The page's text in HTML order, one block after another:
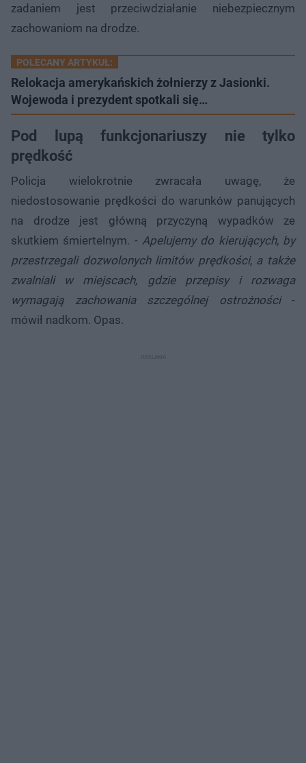
zadaniem jest przeciwdziałanie niebezpiecznym
zachowaniom na drodze.
POLECANY ARTYKUŁ:
Relokacja amerykańskich żołnierzy z Jasionki.
Wojewoda i prezydent spotkali się…
Pod lupą funkcjonariuszy nie tylko
prędkość
Policja wielokrotnie zwracała uwagę, że
niedostosowanie prędkości do warunków panujących
na drodze jest główną przyczyną wypadków ze
skutkiem śmiertelnym. - Apelujemy do kierujących, by
przestrzegali dozwolonych limitów prędkości, a także
zwalniali w miejscach, gdzie przepisy i rozwaga
wymagają zachowania szczególnej ostrożności-
mówił nadkom. Opas.